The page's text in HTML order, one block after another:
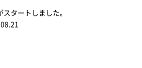
スタートしました。